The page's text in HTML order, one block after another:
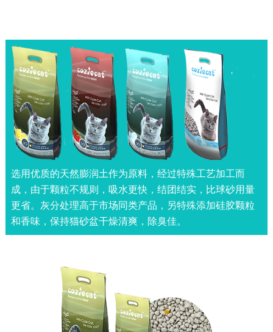
选用优质的天然膨润土作为原料，经过特殊工艺加工而
成，由于颗粒不规则，吸水更快，结团结实，比球砂用量
更省。灰分处理高于市场同类产品，另特殊添加硅胶颗粒
和香味，保持猫砂盆干燥清爽，除臭佳。